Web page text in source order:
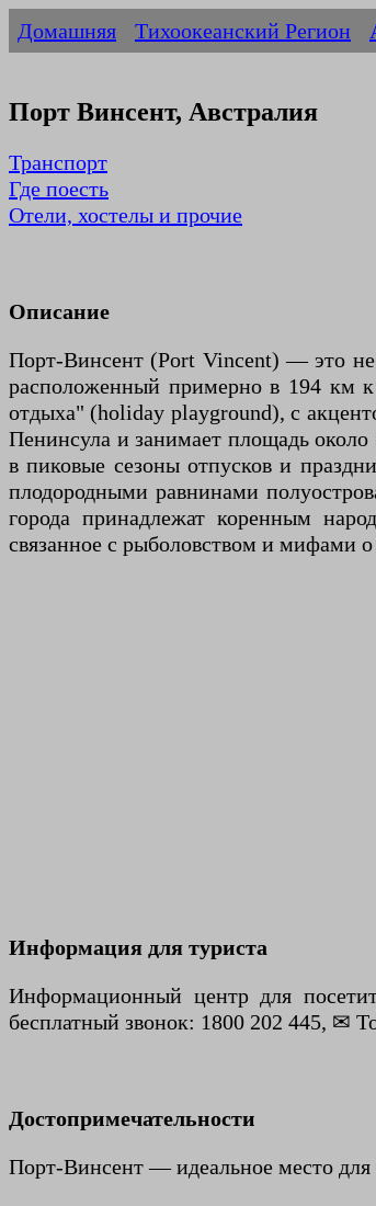
Домашняя Тихоокеанский Регион
Порт Винсент, Австралия
Транспорт
Где поесть
Отели, хостелы и прочие
Описание
Порт-Винсент (Port Vincent) — это
расположенный примерно в 194 км
отдыха" (holiday playground), с
Пенинсула и занимает площадь около
в пиковые сезоны отпусков и
плодородными равнинами
города принадлежат коренным
связанное с рыболовством и мифами
Информация для туриста
Информационный центр для
бесплатный звонок: 1800 202 445, ✉
Достопримечательности
Порт-Винсент — идеальное место для